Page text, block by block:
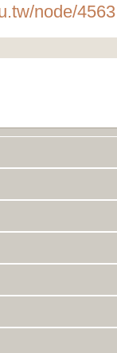
node/4563